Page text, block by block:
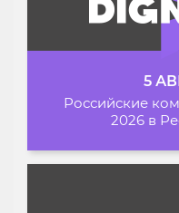
5
Российские
2026 в